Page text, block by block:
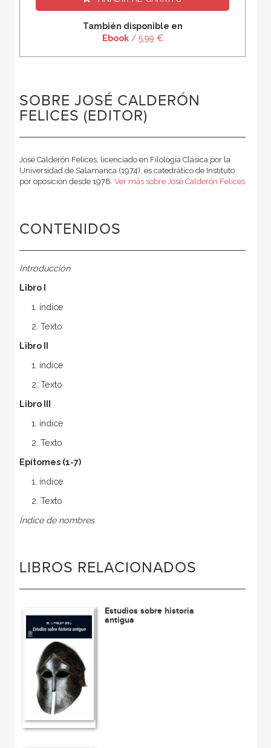
También disponible en
Ebook/ 5,99 €
SOBRE JOSÉ CALDERÓN
FELICES (EDITOR)
José Calderón Felices, licenciado en Filología Clásica por la
Universidad de Salamanca (1974), es catedrático de Instituto
por oposición desde 1978. Ver más sobre José Calderón Felices
CONTENIDOS
Introducción
Libro I
1. índice
2. Texto
Libro II
1. índice
2. Texto
Libro III
1. índice
2. Texto
Epítomes (1-7)
1. índice
2. Texto
Índice de nombres
LIBROS RELACIONADOS
Estudios sobre historia
antigua